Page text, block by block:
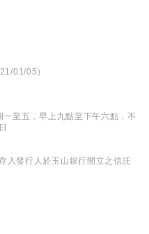
01/05）
至五，早上九點至下午六點，不
入發行人於玉山銀行開立之信託